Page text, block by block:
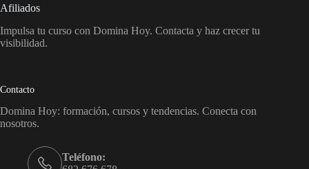
Afiliados
Impulsa tu curso con Domina Hoy. Contacta y haz crecer tu
visibilidad.
Contacto
Domina Hoy: formación, cursos y tendencias. Conecta con
nosotros.
Teléfono: